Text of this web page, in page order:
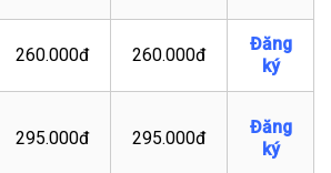
260.000đ 260.000đ
Đăng
ký
295.000đ 295.000đ
Đăng
ký